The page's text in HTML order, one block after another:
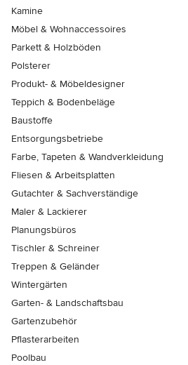
Kamine
Möbel & Wohnaccessoires
Parkett & Holzböden
Polsterer
Produkt- & Möbeldesigner
Teppich & Bodenbeläge
Baustoffe
Entsorgungsbetriebe
Farbe, Tapeten & Wandverkleidung
Fliesen & Arbeitsplatten
Gutachter & Sachverständige
Maler & Lackierer
Planungsbüros
Tischler & Schreiner
Treppen & Geländer
Wintergärten
Garten- & Landschaftsbau
Gartenzubehör
Pflasterarbeiten
Poolbau